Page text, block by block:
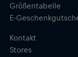
Größentabelle
E-
Kontakt
Stores